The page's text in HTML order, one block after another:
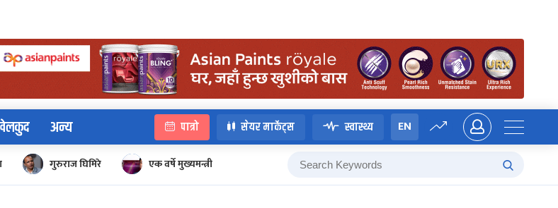
अन्य पात्रो सेयर मार्केट्स स्वास्थ्य EN
गुरुराज घिमिरे एक वर्षे मुख्यमन्त्री